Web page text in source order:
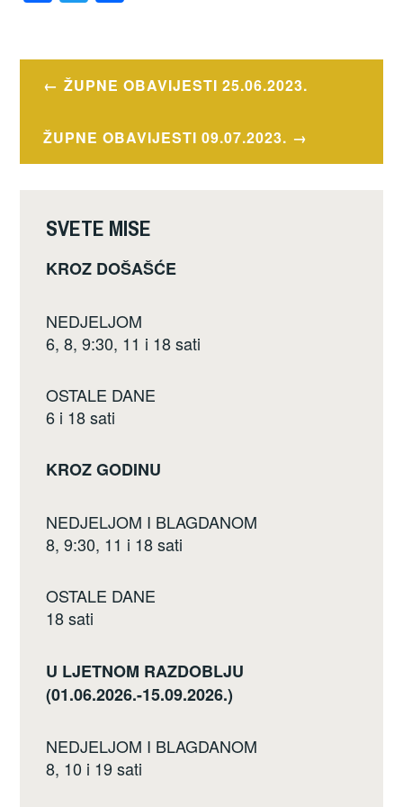
a
e
b
o
o
wi
er e
Navigacija
ŽUPNE OBAVIJESTI 25.06.2023.
ŽUPNE OBAVIJESTI 09.07.2023.
SVETE MISE
KROZ DOŠAŠĆE
NEDJELJOM
6, 8, 9:30, 11 i 18 sati
OSTALE DANE
6 i 18 sati
KROZ GODINU
NEDJELJOM I BLAGDANOM
8, 9:30, 11 i 18 sati
OSTALE DANE
18 sati
U LJETNOM RAZDOBLJU
(01.06.2026.-15.09.2026.)
NEDJELJOM I BLAGDANOM
8, 10 i 19 sati